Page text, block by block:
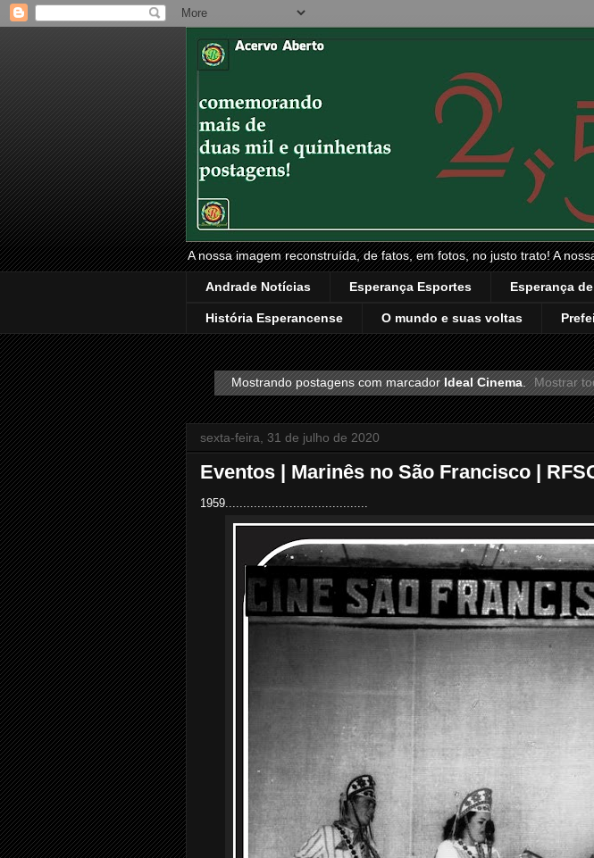
A nossa imagem reconstruída, de fatos, em fotos, no justo trato! A
Andrade Notícias Esperança Esportes Esperança
História Esperancense O mundo e suas voltas
Mostrando postagens com marcadorIdeal Cinema. Mostrar
sexta-feira, 31 de julho de 2020
Eventos | Marinês no São Francisco |
1959........................................